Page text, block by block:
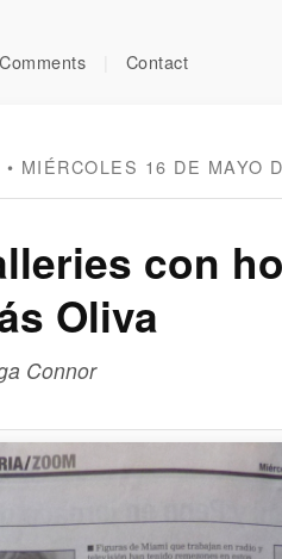
Contact
MIÉRCOLES 16 DE MAYO
con
Oliva
Connor